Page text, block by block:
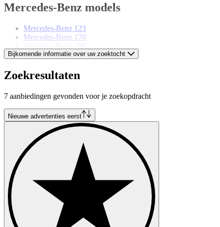
Mercedes-Benz models
Mercedes-Benz 123
Mercedes-Benz 170
Mercedes-Benz 220
Mercedes-Benz 300
Mercedes-Benz E-Class
Mercedes-Benz Ponton
Mercedes-Benz S-Class
Mercedes-Benz SL-Class
Mercedes-Benz SLK
Bijkomende informatie over uw zoektocht
Zoekresultaten
7 aanbiedingen gevonden voor je zoekopdracht
Nieuwe advertenties eerst